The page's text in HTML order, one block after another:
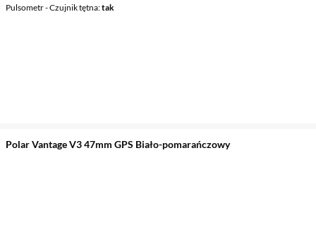
Pulsometr - Czujnik tętna tak
Polar Vantage V3 47mm GPS Biało-pomarańczowy